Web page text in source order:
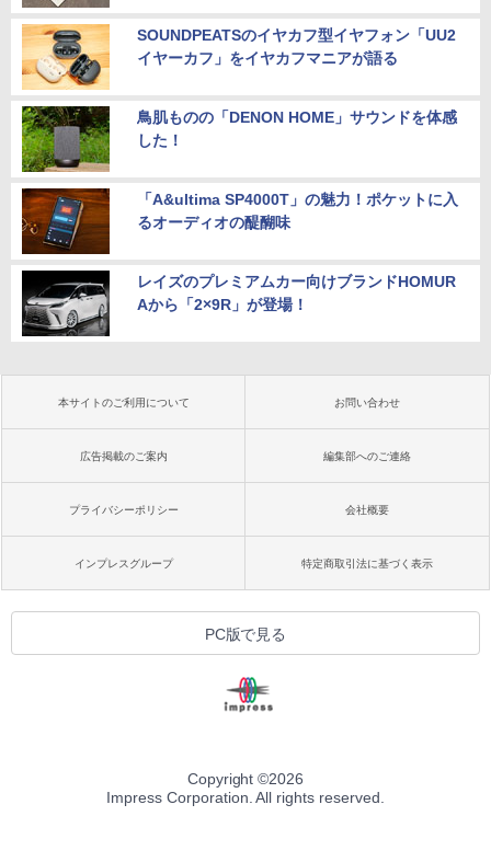
SOUNDPEATSのイヤカフ型イヤフォン「UU2
イヤーカフ」をイヤカフマニアが語る
鳥肌ものの「DENON HOME」サウンドを体感
した！
「A&ultima SP4000T」の魅力！ポケットに入
るオーディオの醍醐味
レイズのプレミアムカー向けブランドHOMUR
Aから「2×9R」が登場！
本サイトのご利用について お問い合わせ
広告掲載のご案内 編集部へのご連絡
プライバシーポリシー 会社概要
インプレスグループ 特定商取引法に基づく表示
PC版で見る
Copyright ©2026
Impress Corporation. All rights reserved.